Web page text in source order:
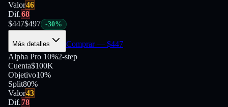
Valor46
Dif.68
$447$497 -30%
Más detalles Comprar— $447
Alpha Pro 10%2-step
Cuenta$100K
Objetivo10%
Split80%
Valor43
Dif.78